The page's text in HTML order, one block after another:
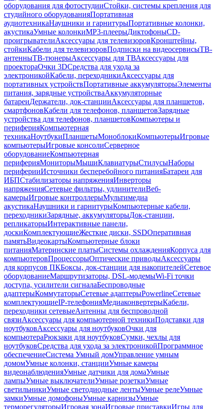
оборудования для фотостудииСтойки, системы крепления для
студийного оборудованияПортативная
аудиотехникаНаушники и гарнитурыПортативные колонки,
акустикаУмные колонкиMP3-плеерыДиктофоныCD-
проигрывателиАксессуары для телевизоровКронштейны,
стойкиКабели для телевизоровПодписки на видеосервисыТВ-
антенныТВ-тюнерыАксессуары для ТВАксессуары для
проектораОчки 3DСредства для ухода за
электроникойКабели, переходникиАксессуары для
портативных устройствПортативные аккумуляторыЭлементы
питания, зарядные устройстваАккумуляторные
батареиДержатели, док-станцииАксессуары для планшетов,
смартфоновКабели для телефонов, планшетовЗарядные
устройства для телефонов, планшетовКомпьютеры и
периферияКомпьютерная
техникаНоутбукиПланшетыМоноблокиКомпьютерыИгровые
компьютерыИгровые консолиСерверное
оборудованиеКомпьютерная
периферияМониторыМышиКлавиатурыСтилусыНаборы
периферииИсточники бесперебойного питанияБатареи для
ИБПСтабилизаторы напряженияИнверторы
напряженияСетевые фильтры, удлинителиВеб-
камерыИгровые контроллерыМультимедиа
акустикаНаушники и гарнитурыКомпьютерные кабели,
переходникиЗарядные, аккумуляторыДок-станции,
репликаторыИнтерактивные панели,
доскиКомплектующиеЖесткие диски, SSDОперативная
памятьВидеокартыКомпьютерные блоки
питанияМатеринские платыСистемы охлажденияКорпуса для
компьютеровПроцессорыОптические приводыАксессуары
для корпусов ПКБоксы, док-станции для накопителейСетевое
оборудованиеМаршрутизаторы, DSL-модемыWi-Fi точки
доступа, усилители сигналаБеспроводные
адаптерыКоммутаторыСетевые адаптерыPowerlineСетевые
комплектующиеIP-телефонияМедиаконвертерыКабели,
переходники сетевыеАнтенны для беспроводной
связиАксессуары для компьютерной техникиПодставки для
ноутбуковАксессуары для ноутбуковОчки для
компьютераРюкзаки для ноутбуковСумки, чехлы для
ноутбуковСредства для ухода за электроникойПрограммное
обеспечениеСистема Умный домУправление умным
домомУмные колонки, станцииУмные камеры
видеонаблюденияУмные датчики для домаУмные
лампыУмные выключателиУмные розеткиУмные
светильникиУмные светодиодные лентыУмные релеУмные
замкиУмные домофоныУмные карнизыУмные
терморегуляторыИгровая зонаИгровые приставкиИгры для